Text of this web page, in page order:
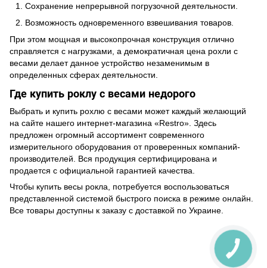
Сохранение непрерывной погрузочной деятельности.
Возможность одновременного взвешивания товаров.
При этом мощная и высокопрочная конструкция отлично
справляется с нагрузками, а демократичная цена рохли с
весами делает данное устройство незаменимым в
определенных сферах деятельности.
Где купить роклу с весами недорого
Выбрать и купить рохлю с весами может каждый желающий
на сайте нашего интернет-магазина «Restro». Здесь
предложен огромный ассортимент современного
измерительного оборудования от проверенных компаний-
производителей. Вся продукция сертифицирована и
продается с официальной гарантией качества.
Чтобы купить весы рокла, потребуется воспользоваться
представленной системой быстрого поиска в режиме онлайн.
Все товары доступны к заказу с доставкой по Украине.